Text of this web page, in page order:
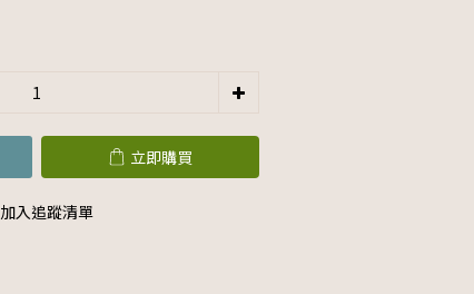
立即購買
加入追蹤清單